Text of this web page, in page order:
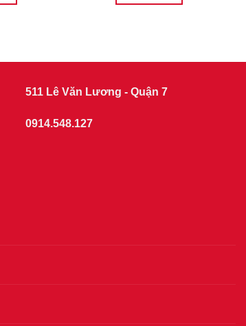
511 Lê Văn Lương - Quận 7
0914.548.127